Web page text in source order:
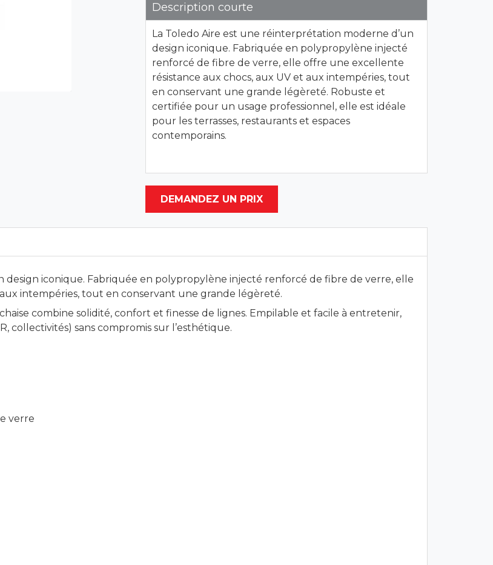
Description courte
La Toledo Aire est une réinterprétation moderne d’un
design iconique. Fabriquée en polypropylène injecté
renforcé de fibre de verre, elle offre une excellente
résistance aux chocs, aux UV et aux intempéries, tout
en conservant une grande légèreté. Robuste et
certifiée pour un usage professionnel, elle est idéale
pour les terrasses, restaurants et espaces
contemporains.
DEMANDEZ UN PRIX
design iconique. Fabriquée en polypropylène injecté renforcé de fibre de verre, elle
intempéries, tout en conservant une grande légèreté.
combine solidité, confort et finesse de lignes. Empilable et facile à entretenir,
collectivités) sans compromis sur l’esthétique.
verre